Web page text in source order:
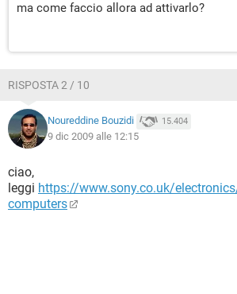
ma come faccio allora ad attivarlo?
RISPOSTA 2 / 10
Noureddine Bouzidi 15.404
9 dic 2009 alle 12:15
ciao,
leggi https://www.sony.co.uk/
computers